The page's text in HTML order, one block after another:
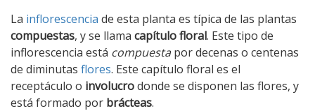
La inflorescencia de esta planta es típica de las plantas
compuestas, y se llama capítulo floral. Este tipo de
inflorescencia está compuestapor decenas o centenas
de diminutas flores. Este capítulo floral es el
receptáculo o involucrodonde se disponen las flores, y
está formado por brácteas.